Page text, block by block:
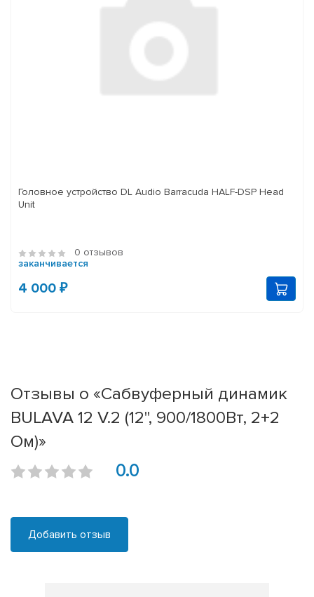
Головное устройство DL Audio Barracuda HALF-DSP Head
Unit
0 отзывов
заканчивается
4 000 ₽
Отзывы о «Сабвуферный динамик
BULAVA 12 V.2 (12'', 900/1800Вт, 2+2
Ом)»
0.0
Добавить отзыв